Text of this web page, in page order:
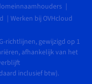
Werken bij OVHcloud
richtlijnen, gewijzigd op 1
afhankelijk van het
inclusief btw).